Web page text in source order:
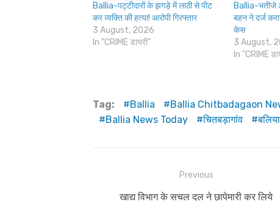
Ballia-पट्टीदारों के झगड़े में लाठी से पीट
कर व्यक्ति की हत्या! आरोपी गिरफ्तार
3 August, 2026
In "CRIME डायरी"
Ballia-भतीजे
बहन ने दर्ज
केस
3 August,
In "CRIME
Tag: Ballia Ballia Chitbadagaon
Ballia News Today
चितबड़ागांव
navigation
Previous
Previous
खाद्य विभाग के सचल दल ने छापेमारी कर लिये